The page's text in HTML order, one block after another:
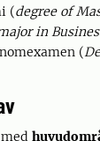
(degree of
in
(
med